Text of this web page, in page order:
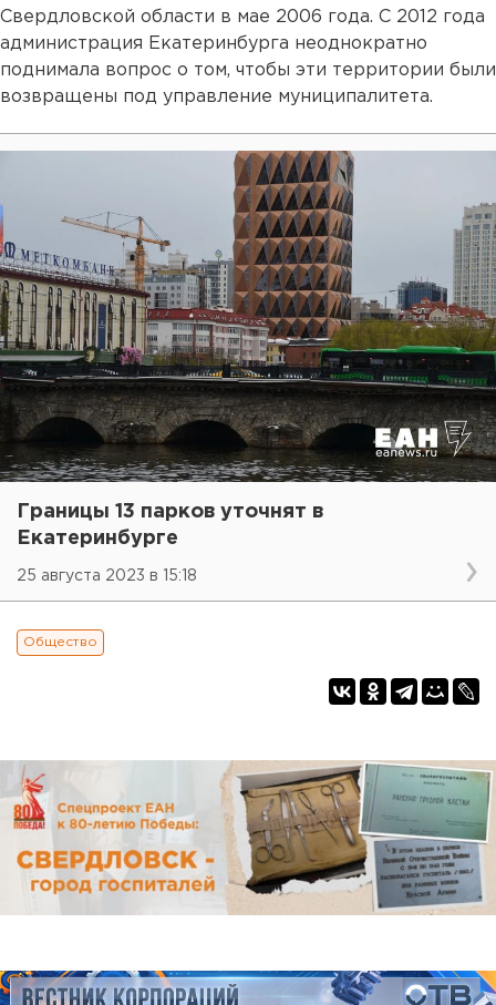
Свердловской области в мае 2006 года. С 2012 года
администрация Екатеринбурга неоднократно
поднимала вопрос о том, чтобы эти территории были
возвращены под управление муниципалитета.
Границы 13 парков уточнят в
Екатеринбурге
25 августа 2023 в 15:18
Общество